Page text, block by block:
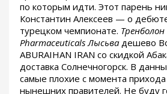
по которым идти. Этот парень
Константин Алексеев — о
турецком чемпионате.
Pharmaceuticals Лысьва дешево
ABURAIHAN IRAN со скидкой
доставка Солнечногорск. В
самые плохие с момента прихода
нынешних правителей. Не буду